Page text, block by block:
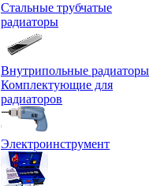
Стальные трубчатые
радиаторы
Внутрипольные радиаторы
Комплектующие для
радиаторов
Электроинструмент